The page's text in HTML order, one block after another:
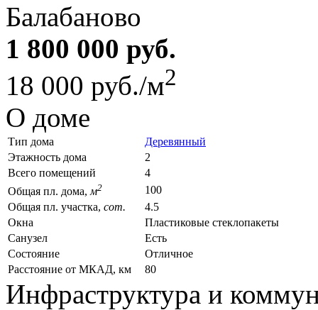
Балабаново
1 800 000 руб.
18 000 руб./м2
О доме
Тип дома
Деревянный
Этажность дома
2
Всего помещений
4
Общая пл. дома, м2
100
Общая пл. участка, сот.
4.5
Окна
Пластиковые стеклопакеты
Санузел
Есть
Состояние
Отличное
Расстояние от МКАД, км
80
Инфраструктура и